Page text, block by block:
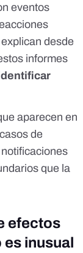
eventos
desde
informes
aparecen en
de
que la
efectos
inusual